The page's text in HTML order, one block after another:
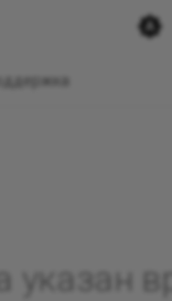
указан